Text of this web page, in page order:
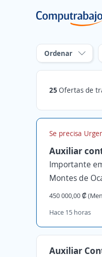
Ordenar
25 Ofertas de
Se precisa
Auxiliar
Importante
Montes de
450 000,00 ₡
Hace 15 horas
Auxiliar